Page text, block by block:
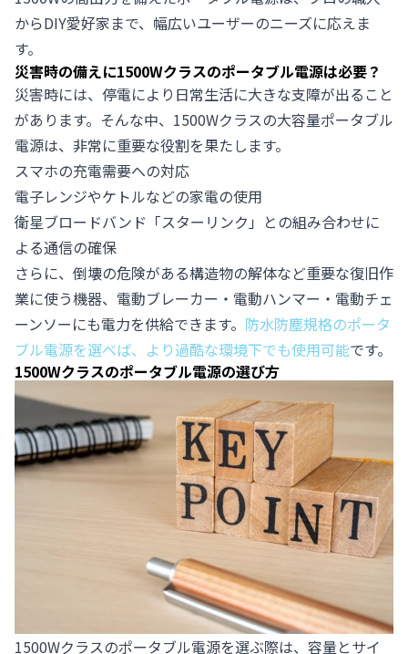
からDIY愛好家まで、幅広いユーザーのニーズに応えま
す。
災害時の備えに1500Wクラスのポータブル電源は必要？
災害時には、停電により日常生活に大きな支障が出ること
があります。そんな中、1500Wクラスの大容量ポータブル
電源は、非常に重要な役割を果たします。
スマホの充電需要への対応
電子レンジやケトルなどの家電の使用
衛星ブロードバンド「スターリンク」との組み合わせに
よる通信の確保
さらに、倒壊の危険がある構造物の解体など重要な復旧作
業に使う機器、電動ブレーカー・電動ハンマー・電動チェ
ーンソーにも電力を供給できます。 防水防塵規格のポータ
ブル電源を選べば、より過酷な環境下でも使用可能です。
1500Wクラスのポータブル電源の選び方
1500Wクラスのポータブル電源を選ぶ際は、容量とサイ